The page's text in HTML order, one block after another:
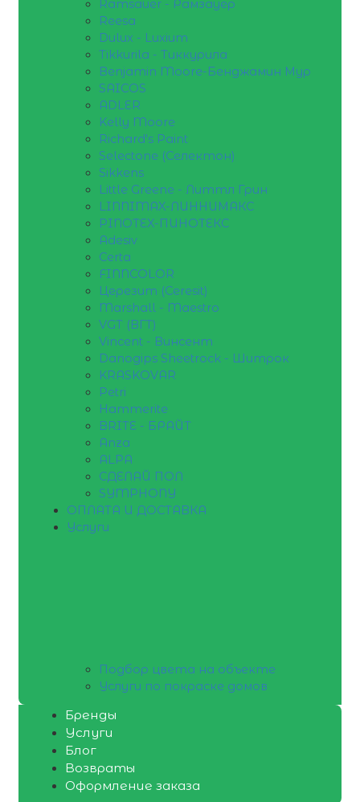
Ramsauer - Рамзауер
Reesa
Dulux - Luxium
Tikkurila - Тиккурила
Benjamin Moore-Бенджамин Мур
SAICOS
ADLER
Kelly Moore
Richard's Paint
Selectone (Селектон)
Sikkens
Little Greene - Литтл Грин
LINNIMAX-ЛИННИМАКС
PINOTEX-ПИНОТЕКС
Adesiv
Certa
FINNCOLOR
Церезит (Ceresit)
Marshall - Maestro
VGT (ВГТ)
Vincent - Винсент
Danogips Sheetrock - Шитрок
KRASKOVAR
Petri
Hammerite
BRITE - БРАЙТ
Anza
ALPA
СДЕЛАЙ ПОЛ
SYMPHONY
ОПЛАТА И ДОСТАВКА
Услуги
Подбор цвета на объекте
Услуги по покраске домов
Бренды
Услуги
Блог
Возвраты
Оформление заказа